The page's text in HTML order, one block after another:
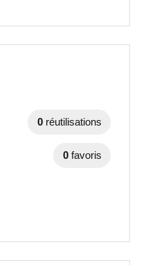
0 réutilisations
0 favoris